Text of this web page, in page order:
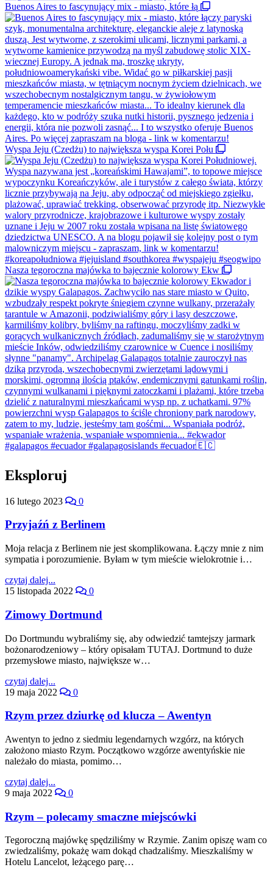
Buenos Aires to fascynujący mix - miasto, które łą
Wyspa Jeju (Czedżu) to największa wyspa Korei Połu
Nasza tegoroczna majówka to bajecznie kolorowy Ekw
Eksploruj
16 lutego 2023 0
Przyjaźń z Berlinem
Moja relacja z Berlinem nie jest skomplikowana. Łączy mnie z nim
sympatia i porozumienie. Byłam w tym mieście wielokrotnie i…
czytaj dalej...
15 listopada 2022
0
Zimowy Dortmund
Do Dortmundu wybraliśmy się, aby odwiedzić tamtejszy jarmark
bożonarodzeniowy – który opisałam TUTAJ. Dortmund to duże
przemysłowe miasto, największe w…
czytaj dalej...
19 maja 2022
0
Rzym przez dziurkę od klucza – Awentyn
Awentyn to jedno z siedmiu legendarnych wzgórz, na których
założono miasto Rzym. Początkowo wzgórze awentyńskie nie
należało do miasta, pomimo…
czytaj dalej...
9 maja 2022
0
Rzym – polecamy smaczne miejscówki
Tegoroczną majówkę spędziliśmy w Rzymie. Zanim opiszę wam co
zwiedzaliśmy, pokażę wam dokąd chadzaliśmy. Mieszkaliśmy w
Hotelu Lancelot, leżącego parę…